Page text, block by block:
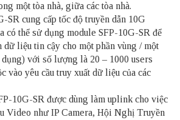
một tòa nhà, giữa các tòa nhà.
SR​ cung cấp tốc độ truyền dẫn 10G
có thể sử dụng module SFP-10G-SR​ để
dữ liệu tin cậy cho một phần vùng / một
với số lượng là 20 – 1000 users
vào yêu cầu truy xuất dữ liệu của các
10G-SR​ được dùng làm uplink cho việc
Video như IP Camera, Hội Nghị Truyền